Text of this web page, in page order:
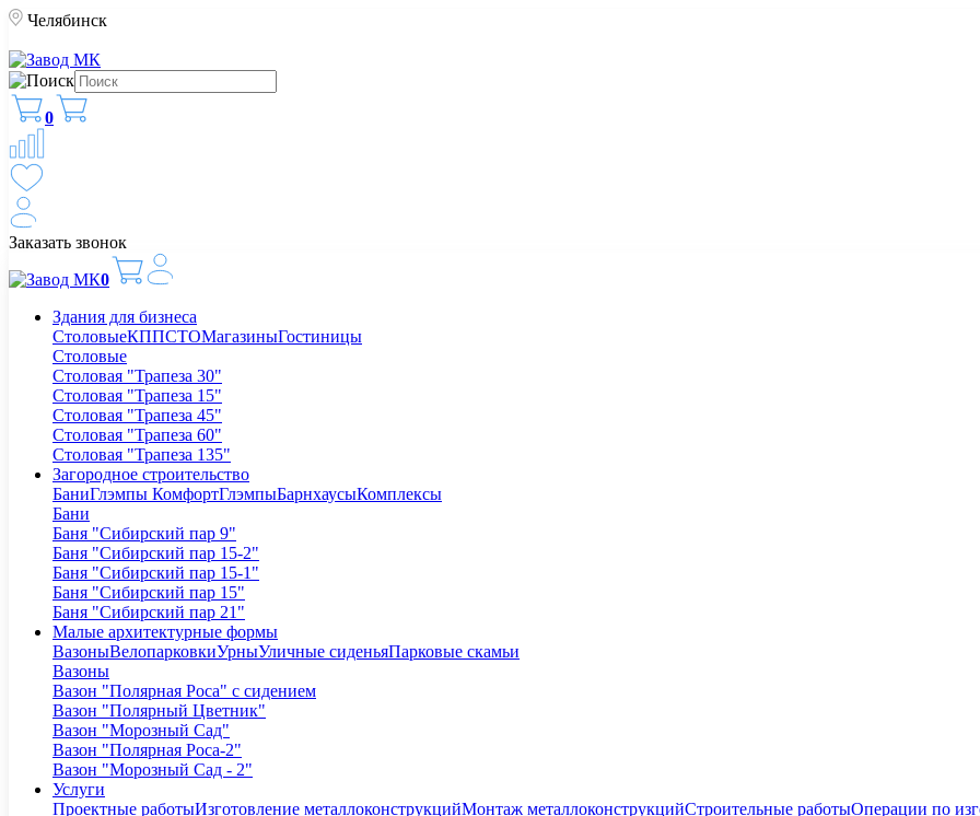
Челябинск
0
Заказать звонок
0
Здания для бизнеса
СтоловыеКППСТОМагазиныГостиницы
Столовые
Столовая "Трапеза 30"
Столовая "Трапеза 15"
Столовая "Трапеза 45"
Столовая "Трапеза 60"
Столовая "Трапеза 135"
Загородное строительство
БаниГлэмпы КомфортГлэмпыБарнхаусыКомплексы
Бани
Баня "Сибирский пар 9"
Баня "Сибирский пар 15-2"
Баня "Сибирский пар 15-1"
Баня "Сибирский пар 15"
Баня "Сибирский пар 21"
Малые архитектурные формы
ВазоныВелопарковкиУрныУличные сиденьяПарковые скамьи
Вазоны
Вазон "Полярная Роса" с сидением
Вазон "Полярный Цветник"
Вазон "Морозный Сад"
Вазон "Полярная Роса-2"
Вазон "Морозный Сад - 2"
Услуги
Проектные работыИзготовление металлоконструкцийМонтаж металлоконструкцийСтроительные работыОперации по